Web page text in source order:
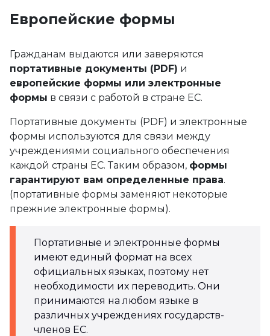
Европейские формы
Гражданам выдаются или заверяются
портативные документы (PDF) и
европейские формы или электронные
формы в связи с работой в стране ЕС.
Портативные документы (PDF) и электронные
формы используются для связи между
учреждениями социального обеспечения
каждой страны ЕС. Таким образом, формы
гарантируют вам определенные права.
(портативные формы заменяют некоторые
прежние электронные формы).
Портативные и электронные формы
имеют единый формат на всех
официальных языках, поэтому нет
необходимости их переводить. Они
принимаются на любом языке в
различных учреждениях государств-
членов ЕС.